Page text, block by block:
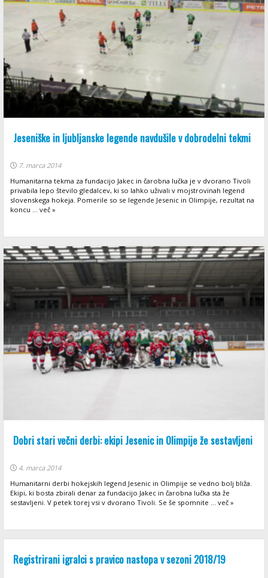
Jeseniške in ljubljanske legende navdušile v dobrodelni tekmi
7. marca 2014
Humanitarna tekma za fundacijo Jakec in čarobna lučka je v dvorano Tivoli
privabila lepo število gledalcev, ki so lahko uživali v mojstrovinah legend
slovenskega hokeja. Pomerile so se legende Jesenic in Olimpije, rezultat na
koncu ... več »
Dobri stari večni derbi: ekipi Jesenic in Olimpije že sestavljeni
4. marca 2014
Humanitarni derbi hokejskih legend Jesenic in Olimpije se vedno bolj bliža.
Ekipi, ki bosta zbirali denar za fundacijo Jakec in čarobna lučka sta že
sestavljeni. V petek torej vsi v dvorano Tivoli. Se še spomnite ... več »
Registrirani igralci s pravico nastopa v sezoni 2018/19